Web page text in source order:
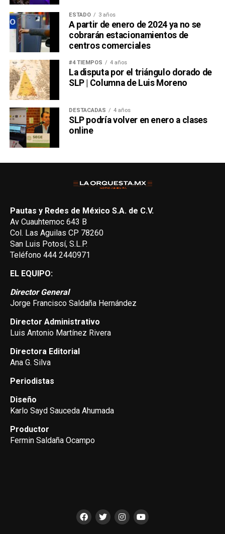
ESTADO 3 años
A partir de enero de 2024 ya no se
cobrarán estacionamientos de
centros comerciales
#4 TIEMPOS 4 años
La disputa por el triángulo dorado de
SLP | Columna de Luis Moreno
DESTACADAS 4 años
SLP podría volver en enero a clases
online
Pautas y Redes de México S.A. de C.V.
Av Cuauhtemoc 643 B
Col. Las Aguilas CP 78260
San Luis Potosí, S.L.P.
Teléfono 444 2440971
EL EQUIPO:
Director General
Jorge Francisco Saldaña Hernández
Director Administrativo
Luis Antonio Martínez Rivera
Directora Editorial
Ana G. Silva
Periodistas
Diseño
Karlo Sayd Sauceda Ahumada
Productor
Fermin Saldaña Ocampo